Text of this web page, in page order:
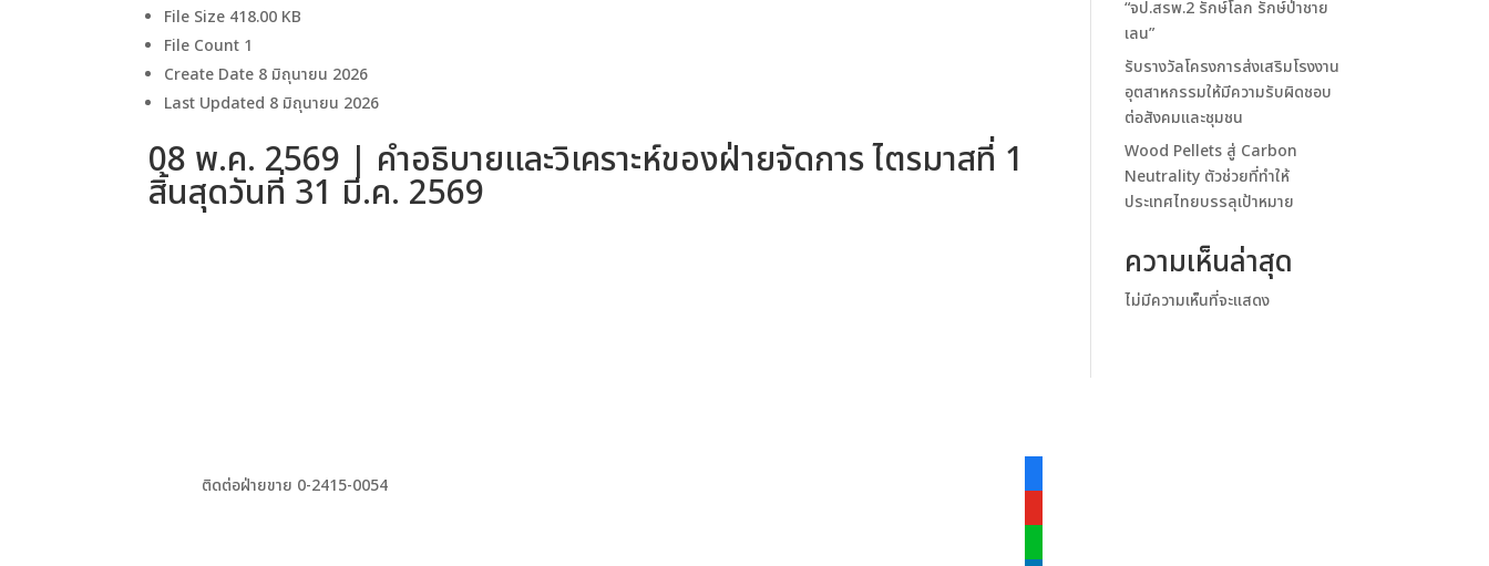
File Size 418.00 KB
File Count 1
Create Date 8 มิถุนายน 2026
Last Updated 8 มิถุนายน 2026
08 พ.ค. 2569 | คำอธิบายและวิเคราะห์ของฝ่ายจัดการ ไตรมาสที่ 1
สิ้นสุดวันที่ 31 มี.ค. 2569
“จป.สรพ.2 รักษ์โลก รักษ์ป่าชาย
เลน”
รับรางวัลโครงการส่งเสริมโรงงาน
อุตสาหกรรมให้มีความรับผิดชอบ
ต่อสังคมและชุมชน
Wood Pellets สู่ Carbon
Neutrality ตัวช่วยที่ทำให้
ประเทศไทยบรรลุเป้าหมาย
ความเห็นล่าสุด
ไม่มีความเห็นที่จะแสดง
ติดต่อฝ่ายขาย 0-2415-0054